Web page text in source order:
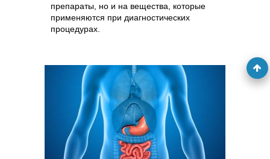
препараты, но и на вещества, которые
применяются при диагностических
процедурах.